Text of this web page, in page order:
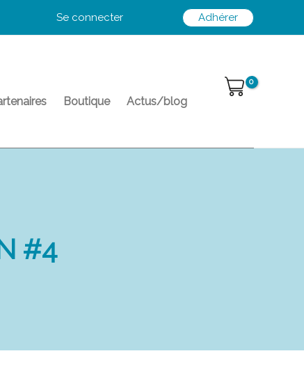
Se connecter Adhérer
Boutique Actus/blog
#4